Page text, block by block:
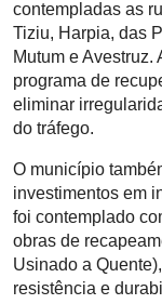
contempladas as
Tiziu, Harpia, das
Mutum e Avestruz.
programa de
eliminar
do tráfego.
O município
investimentos em
foi contemplado
obras de
Usinado a
resistência e